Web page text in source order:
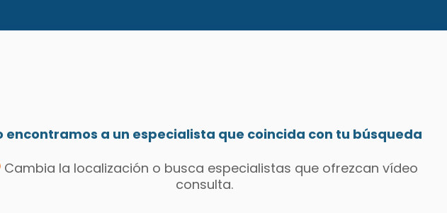
encontramos a un especialista que coincida con tu búsqueda
Cambia la localización o busca especialistas que ofrezcan vídeo
consulta.